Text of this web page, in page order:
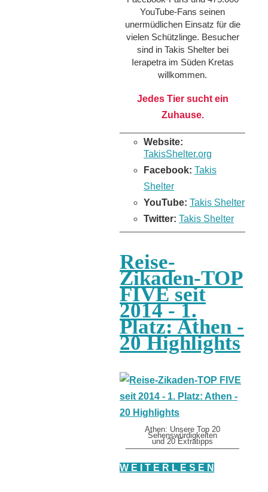
YouTube-Fans seinen
unermüdlichen Einsatz für die
vielen Schützlinge. Besucher
sind in Takis Shelter bei
Ierapetra im Süden Kretas
willkommen.
Jedes Tier sucht ein
Zuhause.
Website:
TakisShelter.org
Facebook: Takis
Shelter
YouTube: Takis Shelter
Twitter: Takis Shelter
Reise-
Zikaden-TOP
FIVE seit
2014 - 1.
Platz: Athen -
20 Highlights
Athen: Unsere Top 20
Sehenswürdigkeiten
und 20 Extratipps
W E I T E R L E S E N